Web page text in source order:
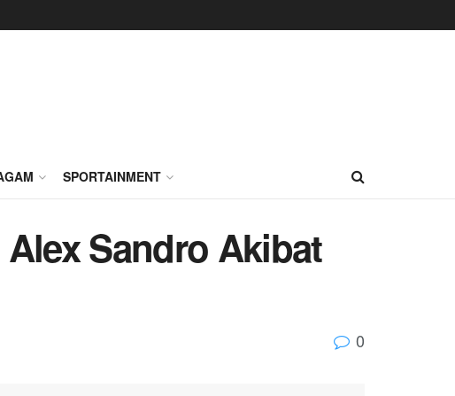
SPORTAINMENT
Sandro Akibat
0